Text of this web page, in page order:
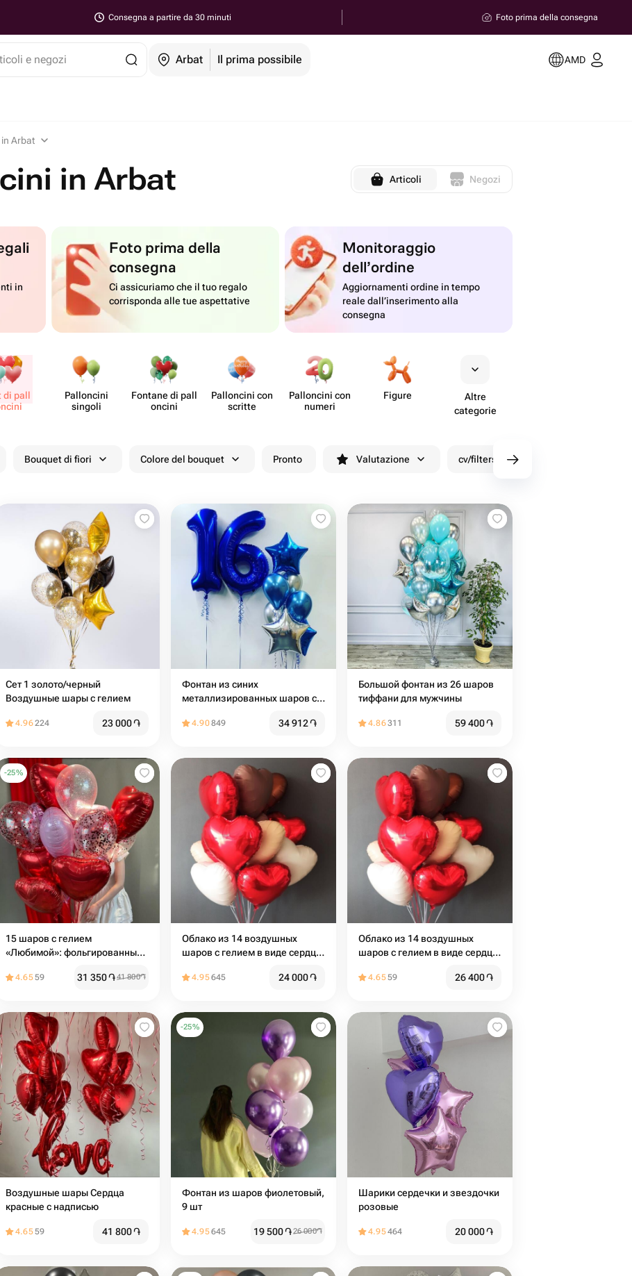
Consegna a partire da 30 minuti Foto prima della consegna
e negozi Arbat Il prima possibile AMD
Arbat
in Arbat Articoli Negozi
in
Foto prima della
consegna
Ci assicuriamo che il tuo regalo
corrisponda alle tue aspettative
Monitoraggio
dell’ordine
Aggiornamenti ordine in tempo
reale dall’inserimento alla
consegna
di pall​
Pall​oncini
singoli
Fontane di pall​
oncini
Pall​oncini con
scritte
Pall​oncini con
numeri
Figure
Altre
categorie
Bouquet di fiori Colore del bouquet Pronto Valutazione cv/filters/name_fast_delivery
Сет 1 золото/черный
Воздушные шары с гелием
4.96224 23 000֏
Фонтан из синих
металлизированных шаров с
4.90849 34 912֏
Большой фонтан из 26 шаров
тиффани для мужчины
4.86311 59 400֏
-25%
15 шаров с гелием
«Любимой»: фольгированные
4.6559 31 350֏41 800֏
Облако из 14 воздушных
шаров с гелием в виде сердца
4.95645 24 000֏
Облако из 14 воздушных
шаров с гелием в виде сердца
4.6559 26 400֏
Воздушные шары Сердца
красные с надписью
4.6559 41 800֏
-25%
Фонтан из шаров фиолетовый,
9 шт
4.95645 19 500֏26 000֏
Шарики сердечки и звездочки
розовые
4.95464 20 000֏